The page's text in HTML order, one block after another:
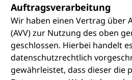
Auftragsverarbeitung
Wir haben einen Vertrag über
(AVV) zur Nutzung des oben
geschlossen. Hierbei handelt
datenschutzrechtlich
gewährleistet, dass dieser die